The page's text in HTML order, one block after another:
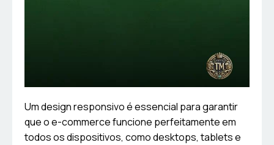
Um design responsivo é essencial para garantir
que o e-commerce funcione perfeitamente em
todos os dispositivos, como desktops, tablets e